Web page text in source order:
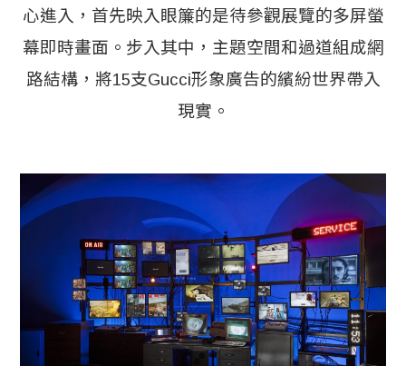
心進入，首先映入眼簾的是待參觀展覽的多屏螢
幕即時畫面。步入其中，主題空間和過道組成網
路結構，將15支Gucci形象廣告的繽紛世界帶入
現實。